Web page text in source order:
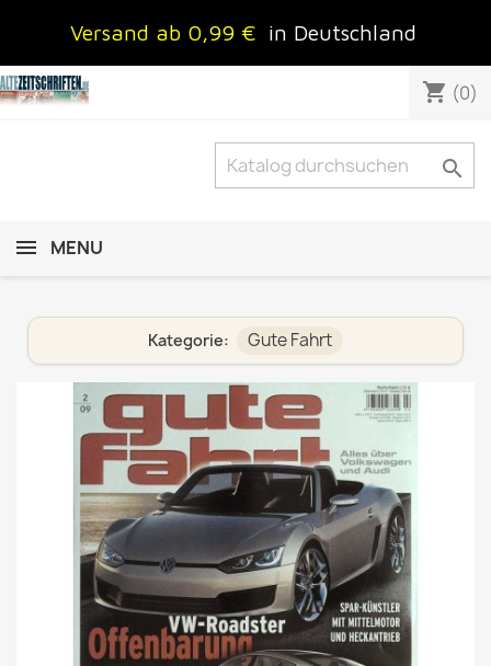
Versand ab 0,99 € in Deutschland
shopping_cart (0)

MENU
Kategorie: Gute Fahrt